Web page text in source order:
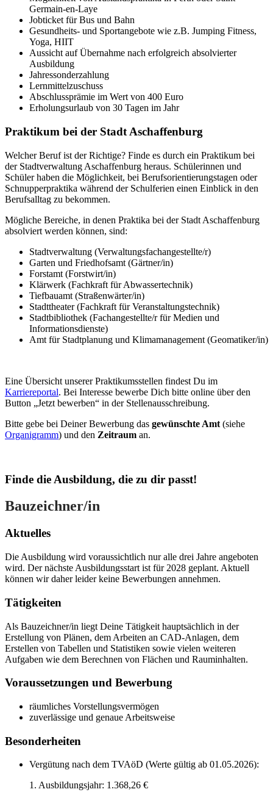
Germain-en-Laye
Jobticket für Bus und Bahn
Gesundheits- und Sportangebote wie z.B. Jumping Fitness,
Yoga, HIIT
Aussicht auf Übernahme nach erfolgreich absolvierter
Ausbildung
Jahressonderzahlung
Lernmittelzuschuss
Abschlussprämie im Wert von 400 Euro
Erholungsurlaub von 30 Tagen im Jahr
Praktikum bei der Stadt Aschaffenburg
Welcher Beruf ist der Richtige? Finde es durch ein Praktikum bei
der Stadtverwaltung Aschaffenburg heraus. Schülerinnen und
Schüler haben die Möglichkeit, bei Berufsorientierungstagen oder
Schnupperpraktika während der Schulferien einen Einblick in den
Berufsalltag zu bekommen.
Mögliche Bereiche, in denen Praktika bei der Stadt Aschaffenburg
absolviert werden können, sind:
Stadtverwaltung (Verwaltungsfachangestellte/r)
Garten und Friedhofsamt (Gärtner/in)
Forstamt (Forstwirt/in)
Klärwerk (Fachkraft für Abwassertechnik)
Tiefbauamt (Straßenwärter/in)
Stadttheater (Fachkraft für Veranstaltungstechnik)
Stadtbibliothek (Fachangestellte/r für Medien und
Informationsdienste)
Amt für Stadtplanung und Klimamanagement (Geomatiker/in)
Eine Übersicht unserer Praktikumsstellen findest Du im
Karriereportal. Bei Interesse bewerbe Dich bitte online über den
Button „Jetzt bewerben“ in der Stellenausschreibung.
Bitte gebe bei Deiner Bewerbung das gewünschte Amt (siehe
Organigramm) und den Zeitraum an.
Finde die Ausbildung, die zu dir passt!
Bauzeichner/in
Aktuelles
Die Ausbildung wird voraussichtlich nur alle drei Jahre angeboten
wird. Der nächste Ausbildungsstart ist für 2028 geplant. Aktuell
können wir daher leider keine Bewerbungen annehmen.
Tätigkeiten
Als Bauzeichner/in liegt Deine Tätigkeit hauptsächlich in der
Erstellung von Plänen, dem Arbeiten an CAD-Anlagen, dem
Erstellen von Tabellen und Statistiken sowie vielen weiteren
Aufgaben wie dem Berechnen von Flächen und Rauminhalten.
Voraussetzungen und Bewerbung
räumliches Vorstellungsvermögen
zuverlässige und genaue Arbeitsweise
Besonderheiten
Vergütung nach dem TVAöD (Werte gültig ab 01.05.2026):
1. Ausbildungsjahr: 1.368,26 €